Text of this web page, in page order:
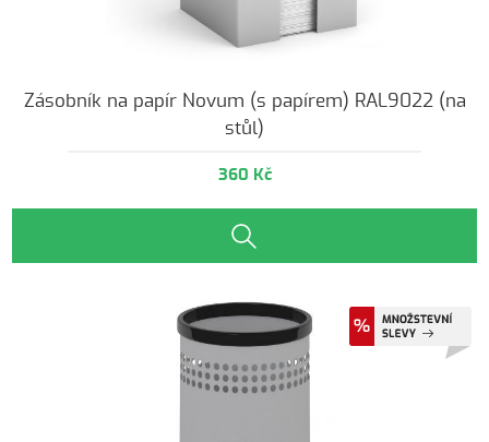
Zásobník na papír Novum (s papírem) RAL9022 (na
stůl)
360 Kč